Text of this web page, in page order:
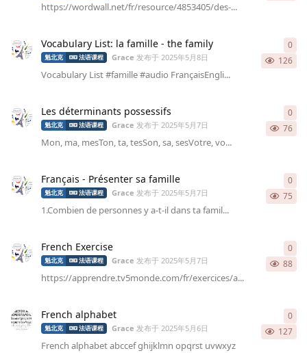
https://wordwall.net/fr/resource/4853405/des-...
Vocabulary List: la famille - the family
魁北克 法语课程 Grace 发布于 2025年5月8日 126
Vocabulary List #famille #audio FrançaisEngli...
0
Les déterminants possessifs
魁北克 法语课程 Grace 发布于 2025年5月7日 76
Mon, ma, mesTon, ta, tesSon, sa, sesVotre, vo...
0
Français - Présenter sa famille
魁北克 法语课程 Grace 发布于 2025年5月7日 75
1.Combien de personnes y a-t-il dans ta famil...
0
French Exercise
魁北克 法语课程 Grace 发布于 2025年5月7日 88
https://apprendre.tv5monde.com/fr/exercices/a...
0
French alphabet
魁北克 法语课程 Grace 发布于 2025年5月6日 127
French alphabet abccef ghijklmn opqrst uvwxyz
0